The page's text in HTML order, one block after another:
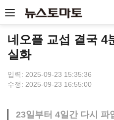
네오플 교섭 결국
실화
입력: 2025-09-23 15:35:36
수정: 2025-09-23 16:55:00
23일부터 4일간 다시 파